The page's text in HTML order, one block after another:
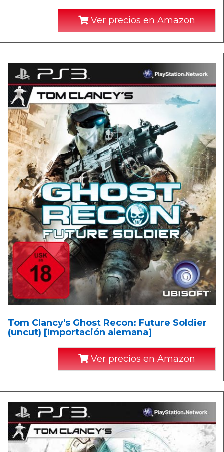
Ver precios en Amazon
Tom Clancy's Ghost Recon: Future Soldier
(uncut) [Importación alemana]
Ver precios en Amazon